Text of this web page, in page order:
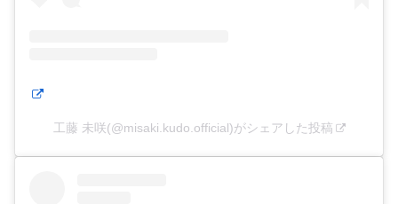
工藤 未咲(@misaki.kudo.official)がシェアした投稿